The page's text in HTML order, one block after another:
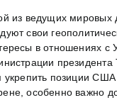
из ведущих мировых
свои
в отношениях с
президента
укрепить позиции США
особенно важно